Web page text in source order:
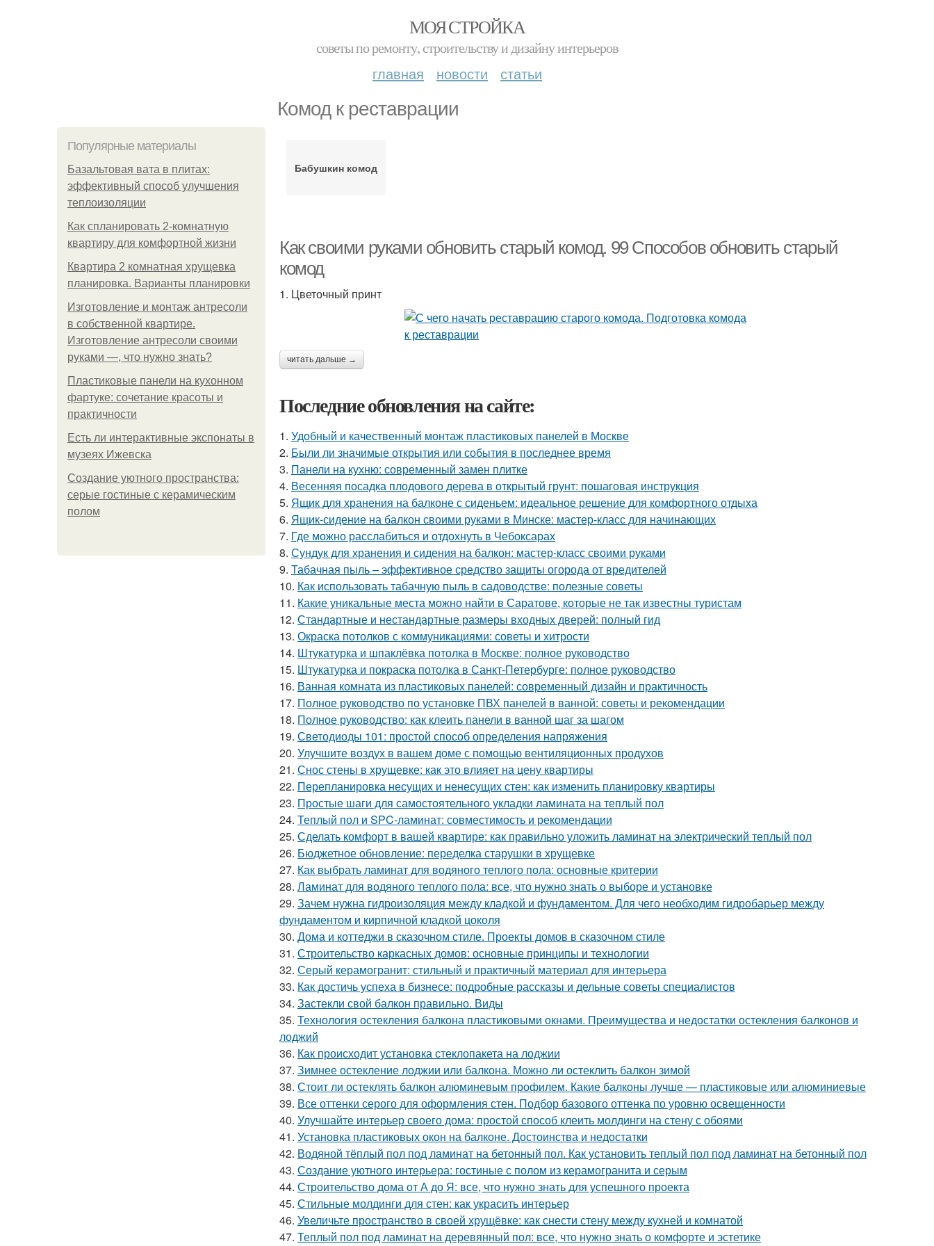
МОЯ СТРОЙКА
советы по ремонту, строительству и дизайну интерьеров
главная новости статьи
Комод к реставрации
Популярные материалы
Базальтовая вата в плитах:
эффективный способ улучшения
теплоизоляции
Как спланировать 2-комнатную
квартиру для комфортной жизни
Квартира 2 комнатная хрущевка
планировка. Варианты планировки
Изготовление и монтаж антресоли
в собственной квартире.
Изготовление антресоли своими
руками —, что нужно знать?
Пластиковые панели на кухонном
фартуке: сочетание красоты и
практичности
Есть ли интерактивные экспонаты в
музеях Ижевска
Создание уютного пространства:
серые гостиные с керамическим
полом
Бабушкин комод
Как своими руками обновить старый комод. 99 Способов обновить старый
комод
1. Цветочный принт
читать дальше →
Последние обновления на сайте:
1. Удобный и качественный монтаж пластиковых панелей в Москве
2. Были ли значимые открытия или события в последнее время
3. Панели на кухню: современный замен плитке
4. Весенняя посадка плодового дерева в открытый грунт: пошаговая инструкция
5. Ящик для хранения на балконе с сиденьем: идеальное решение для комфортного отдыха
6. Ящик-сидение на балкон своими руками в Минске: мастер-класс для начинающих
7. Где можно расслабиться и отдохнуть в Чебоксарах
8. Сундук для хранения и сидения на балкон: мастер-класс своими руками
9. Табачная пыль – эффективное средство защиты огорода от вредителей
10. Как использовать табачную пыль в садоводстве: полезные советы
11. Какие уникальные места можно найти в Саратове, которые не так известны туристам
12. Стандартные и нестандартные размеры входных дверей: полный гид
13. Окраска потолков с коммуникациями: советы и хитрости
14. Штукатурка и шпаклёвка потолка в Москве: полное руководство
15. Штукатурка и покраска потолка в Санкт-Петербурге: полное руководство
16. Ванная комната из пластиковых панелей: современный дизайн и практичность
17. Полное руководство по установке ПВХ панелей в ванной: советы и рекомендации
18. Полное руководство: как клеить панели в ванной шаг за шагом
19. Светодиоды 101: простой способ определения напряжения
20. Улучшите воздух в вашем доме с помощью вентиляционных продухов
21. Снос стены в хрущевке: как это влияет на цену квартиры
22. Перепланировка несущих и ненесущих стен: как изменить планировку квартиры
23. Простые шаги для самостоятельного укладки ламината на теплый пол
24. Теплый пол и SPC-ламинат: совместимость и рекомендации
25. Сделать комфорт в вашей квартире: как правильно уложить ламинат на электрический теплый пол
26. Бюджетное обновление: переделка старушки в хрущевке
27. Как выбрать ламинат для водяного теплого пола: основные критерии
28. Ламинат для водяного теплого пола: все, что нужно знать о выборе и установке
29. Зачем нужна гидроизоляция между кладкой и фундаментом. Для чего необходим гидробарьер между
фундаментом и кирпичной кладкой цоколя
30. Дома и коттеджи в сказочном стиле. Проекты домов в сказочном стиле
31. Строительство каркасных домов: основные принципы и технологии
32. Серый керамогранит: стильный и практичный материал для интерьера
33. Как достичь успеха в бизнесе: подробные рассказы и дельные советы специалистов
34. Застекли свой балкон правильно. Виды
35. Технология остекления балкона пластиковыми окнами. Преимущества и недостатки остекления балконов и
лоджий
36. Как происходит установка стеклопакета на лоджии
37. Зимнее остекление лоджии или балкона. Можно ли остеклить балкон зимой
38. Стоит ли остеклять балкон алюминевым профилем. Какие балконы лучше — пластиковые или алюминиевые
39. Все оттенки серого для оформления стен. Подбор базового оттенка по уровню освещенности
40. Улучшайте интерьер своего дома: простой способ клеить молдинги на стену с обоями
41. Установка пластиковых окон на балконе. Достоинства и недостатки
42. Водяной тёплый пол под ламинат на бетонный пол. Как установить теплый пол под ламинат на бетонный пол
43. Создание уютного интерьера: гостиные с полом из керамогранита и серым
44. Строительство дома от А до Я: все, что нужно знать для успешного проекта
45. Стильные молдинги для стен: как украсить интерьер
46. Увеличьте пространство в своей хрущёвке: как снести стену между кухней и комнатой
47. Теплый пол под ламинат на деревянный пол: все, что нужно знать о комфорте и эстетике